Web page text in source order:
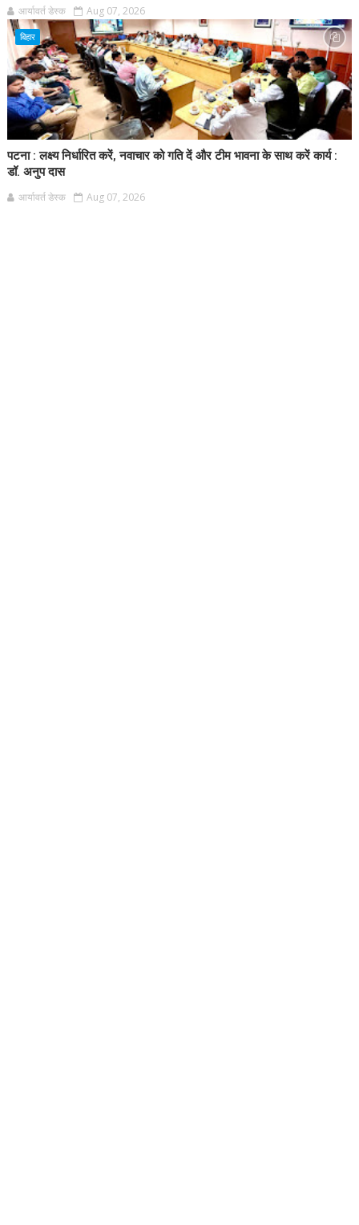
आर्यावर्त डेस्क Aug 07, 2026
बिहार
पटना : लक्ष्य निर्धारित करें, नवाचार को गति दें और टीम भावना के साथ करें कार्य :
डॉ. अनुप दास
आर्यावर्त डेस्क Aug 07, 2026